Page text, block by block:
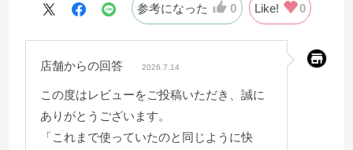
参考になった 0 Like! 0
店舗からの回答 2026.7.14
この度はレビューをご投稿いただき、誠に
ありがとうございます。
「これまで使っていたのと同じように快